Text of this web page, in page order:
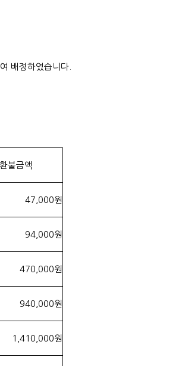
배정하였습니다.
불금액
47,000원
94,000원
470,000원
940,000원
1,410,000원